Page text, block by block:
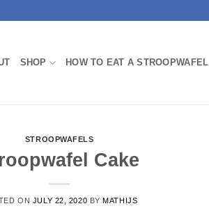
SHOP HOW TO EAT A STROOPWAFEL
STROOPWAFELS
Cake
ON JULY 22, 2020 BYMATHIJS